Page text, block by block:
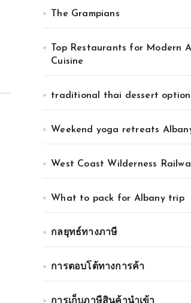
The Grampians
Top Restaurants for Modern
Cuisine
traditional thai dessert
Weekend yoga retreats
West Coast Wilderness
What to pack for Albany trip
กลยุทธ์ทางภาษี
การตอบโต้ทางการค้า